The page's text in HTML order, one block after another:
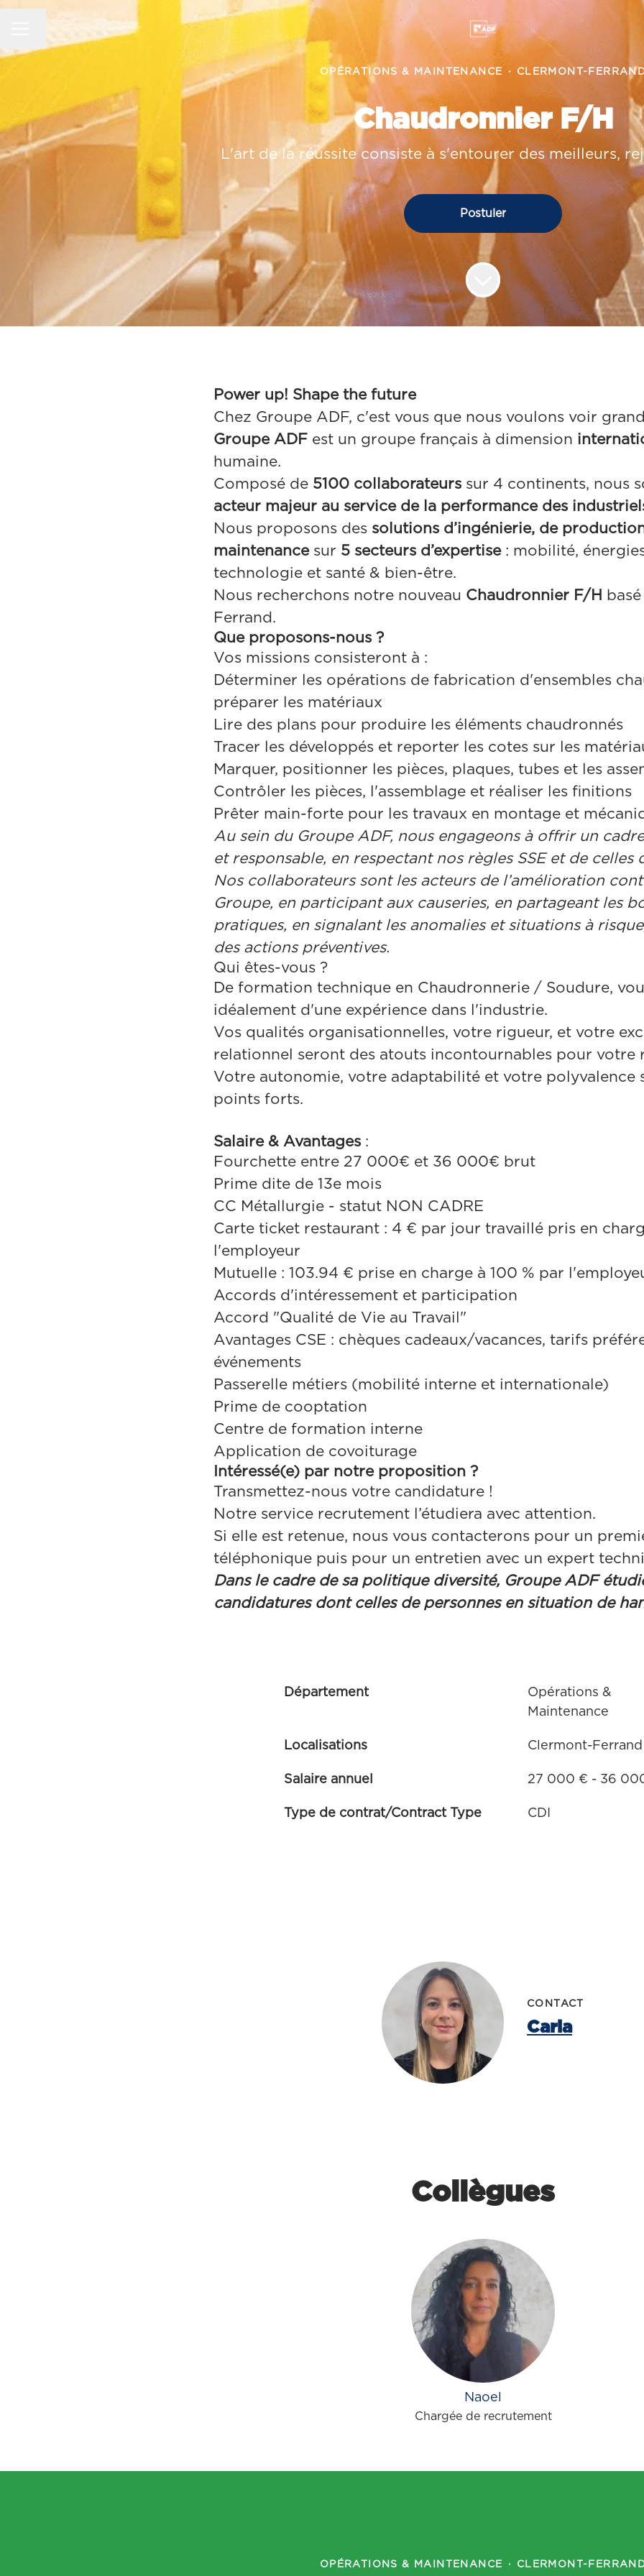
MENU CARRIÈRE
Changer la langue
OPÉRATIONS & MAINTENANCE · CLERMONT-
Chaudronnier F/H
L'art de la réussite consiste à s'entourer des meilleurs,
Postuler
Power up! Shape the future
Chez Groupe ADF, c'est vous que nous voulons voir
Groupe ADF est un groupe français à dimension
humaine.
Composé de 5100 collaborateurs sur 4 continents, nous
acteur majeur au service de la performance des
Nous proposons des solutions d’ingénierie, de
maintenancesur 5 secteurs d’expertise: mobilité,
technologie et santé & bien-être.
Nous recherchons notre nouveau Chaudronnier F/H
Ferrand.
Que proposons-nous ?
Vos missions consisteront à :
Déterminer les opérations de fabrication d'ensembles
préparer les matériaux
Lire des plans pour produire les éléments chaudronnés
Tracer les développés et reporter les cotes sur les
Marquer, positionner les pièces, plaques, tubes et les
Contrôler les pièces, l'assemblage et réaliser les finitions
Prêter main-forte pour les travaux en montage et
Au sein du Groupe ADF, nous engageons à offrir un
et responsable, en respectant nos règles SSE et de celles
Nos collaborateurs sont les acteurs de l’amélioration
Groupe, en participant aux causeries, en partageant les
pratiques, en signalant les anomalies et situations à
des actions préventives.
Qui êtes-vous ?
De formation technique en Chaudronnerie / Soudure,
idéalement d'une expérience dans l'industrie.
Vos qualités organisationnelles, votre rigueur, et votre
relationnel seront des atouts incontournables pour votre
Votre autonomie, votre adaptabilité et votre polyvalence
points forts.
Salaire & Avantages :
Fourchette entre 27 000€ et 36 000€ brut
Prime dite de 13e mois
CC Métallurgie - statut NON CADRE
Carte ticket restaurant : 4 € par jour travaillé pris en
l'employeur
Mutuelle : 103.94 € prise en charge à 100 % par
Accords d'intéressement et participation
Accord "Qualité de Vie au Travail"
Avantages CSE : chèques cadeaux/vacances, tarifs
événements
Passerelle métiers (mobilité interne et internationale)
Prime de cooptation
Centre de formation interne
Application de covoiturage
Intéressé(e) par notre proposition ?
Transmettez-nous votre candidature !
Notre service recrutement l’étudiera avec attention.
Si elle est retenue, nous vous contacterons pour un
téléphonique puis pour un entretien avec un expert
Dans le cadre de sa politique diversité, Groupe ADF
candidatures dont celles de personnes en situation de
Département
Opérations &
Maintenance
Localisations Clermont-Ferrand
Salaire annuel 27 000 € - 36
Type de contrat/Contract Type CDI
CONTACT
Carla
Collègues
Naoel
Chargée de recrutement
OPÉRATIONS & MAINTENANCE · CLERMONT-